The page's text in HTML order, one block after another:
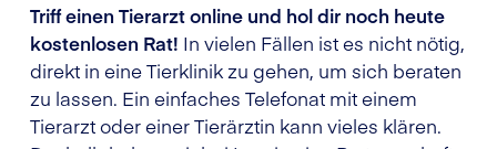
Triff einen Tierarzt online und hol dir noch heute
kostenlosen Rat! In vielen Fällen ist es nicht nötig,
direkt in eine Tierklinik zu gehen, um sich beraten
zu lassen. Ein einfaches Telefonat mit einem
Tierarzt oder einer Tierärztin kann vieles klären.